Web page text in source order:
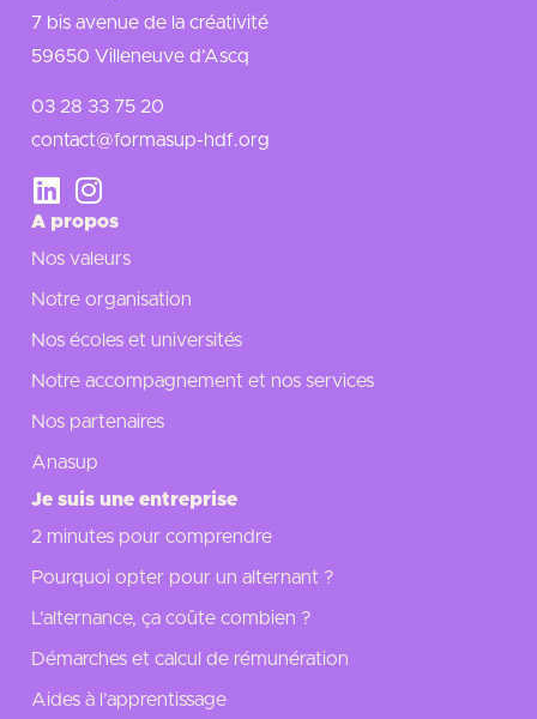
7 bis avenue de la créativité
59650 Villeneuve d’Ascq
03 28 33 75 20
contact@formasup-hdf.org
A propos
Nos valeurs
Notre organisation
Nos écoles et universités
Notre accompagnement et nos services
Nos partenaires
Anasup
Je suis une entreprise
2 minutes pour comprendre
Pourquoi opter pour un alternant ?
L’alternance, ça coûte combien ?
Démarches et calcul de rémunération
Aides à l’apprentissage